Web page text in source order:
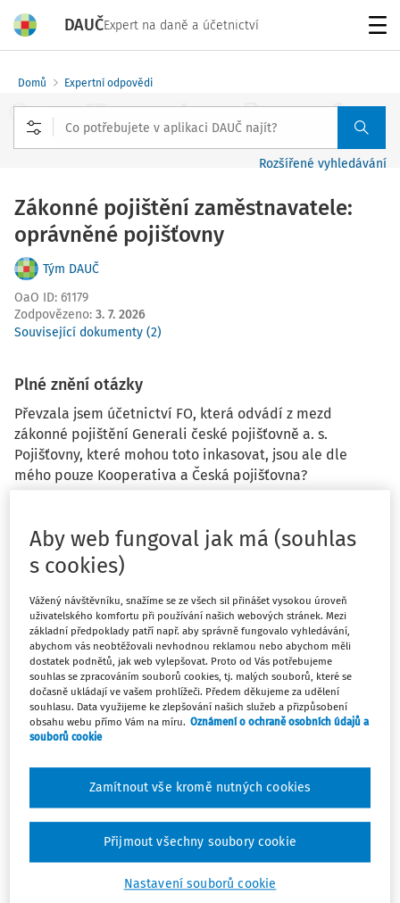
DAUČExpert na daně a účetnictví
Domů Expertní odpovědi
Rozšířené vyhledávání
Zákonné pojištění zaměstnavatele:
oprávněné pojišťovny
Tým DAUČ
OaO ID: 61179
Zodpovězeno: 3. 7. 2026
Související dokumenty (2)
Plné znění otázky
Převzala jsem účetnictví FO, která odvádí z mezd
zákonné pojištění Generali české pojišťovně a. s.
Pojišťovny, které mohou toto inkasovat, jsou ale dle
mého pouze Kooperativa a Česká pojišťovna?
Odpověď
Máte předplatné? Přihlaste se
předplatitele
Zaregistrujte se a získejte
přístup k obsahu ve verzi
Master na 10 dní zdarma
Aby web fungoval jak má (souhlas
s cookies)
Vážený návštěvníku, snažíme se ze všech sil přinášet vysokou úroveň
uživatelského komfortu při používání našich webových stránek. Mezi
základní předpoklady patří např. aby správně fungovalo vyhledávání,
abychom vás neobtěžovali nevhodnou reklamou nebo abychom měli
dostatek podnětů, jak web vylepšovat. Proto od Vás potřebujeme
souhlas se zpracováním souborů cookies, tj. malých souborů, které se
dočasně ukládají ve vašem prohlížeči. Předem děkujeme za udělení
souhlasu. Data využijeme ke zlepšování našich služeb a přizpůsobení
obsahu webu přímo Vám na míru. Oznámení o ochraně osobních údajů a
souborů cookie
Nastavení souborů cookie
Zamítnout vše kromě nutných cookies
Přijmout všechny soubory cookie